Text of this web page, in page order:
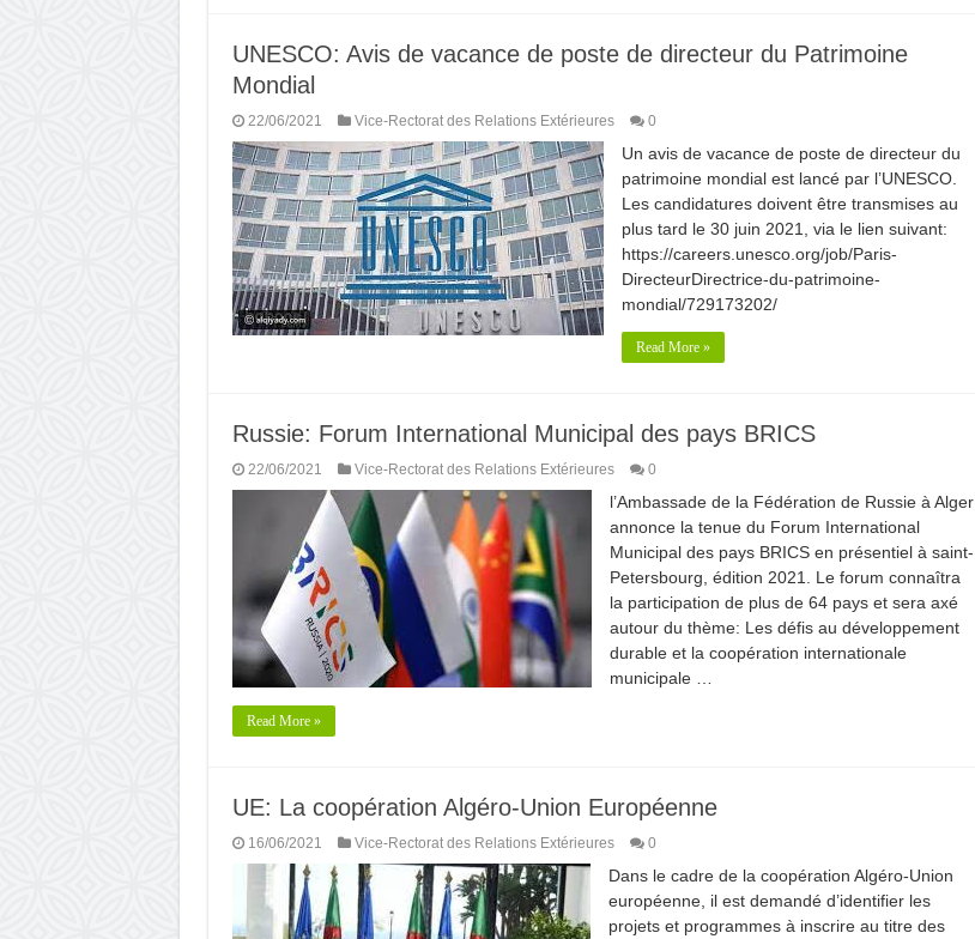
UNESCO: Avis de vacance de poste de directeur du Patrimoine
Mondial
22/06/2021 Vice-Rectorat des Relations Extérieures 0
Un avis de vacance de poste de directeur du
patrimoine mondial est lancé par l’UNESCO.
Les candidatures doivent être transmises au
plus tard le 30 juin 2021, via le lien suivant:
https://careers.unesco.org/job/Paris-
DirecteurDirectrice-du-patrimoine-
mondial/729173202/
Read More »
Russie: Forum International Municipal des pays BRICS
22/06/2021 Vice-Rectorat des Relations Extérieures 0
l’Ambassade de la Fédération de Russie à Alger
annonce la tenue du Forum International
Municipal des pays BRICS en présentiel à saint-
Petersbourg, édition 2021. Le forum connaîtra
la participation de plus de 64 pays et sera axé
autour du thème: Les défis au développement
durable et la coopération internationale
municipale …
Read More »
UE: La coopération Algéro-Union Européenne
16/06/2021 Vice-Rectorat des Relations Extérieures 0
Dans le cadre de la coopération Algéro-Union
européenne, il est demandé d’identifier les
projets et programmes à inscrire au titre des